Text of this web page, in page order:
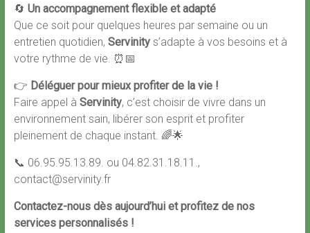
🔄 Un accompagnement flexible et adapté
Que ce soit pour quelques heures par semaine ou un
entretien quotidien, Servinitys’adapte à vos besoins et à
votre rythme de vie. ⏰📅
👉 Déléguer pour mieux profiter de la vie !
Faire appel à Servinity, c’est choisir de vivre dans un
environnement sain, libérer son esprit et profiter
pleinement de chaque instant. 🌈🌟
📞 06.95.95.13.89. ou 04.82.31.18.11.,
contact@servinity.fr
Contactez-nous dès aujourd’hui et profitez de nos
services personnalisés !